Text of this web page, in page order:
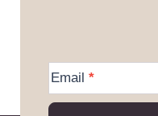
Information
Email *